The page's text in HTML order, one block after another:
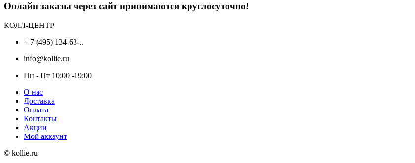
Онлайн заказы через сайт принимаются круглосуточно!
КОЛЛ-ЦЕНТР
+ 7 (495) 134-63-..
info@kollie.ru
Пн - Пт 10:00 -19:00
О нас
Доставка
Оплата
Контакты
Акции
Мой аккаунт
© kollie.ru